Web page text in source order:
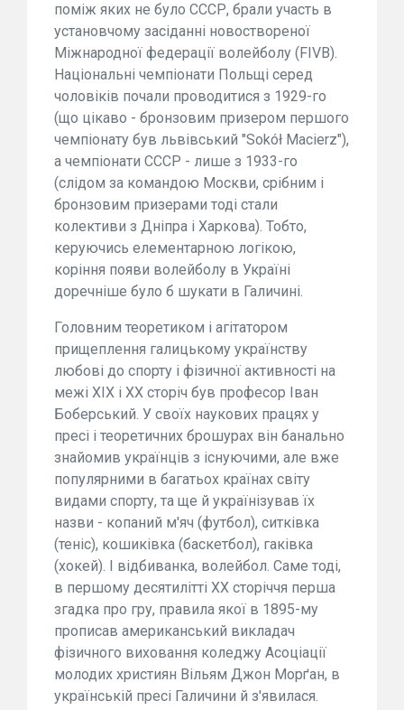
поміж яких не було СССР, брали участь в
установчому засіданні новоствореної
Міжнародної федерації волейболу (FIVB).
Національні чемпіонати Польщі серед
чоловіків почали проводитися з 1929-го
(що цікаво - бронзовим призером першого
чемпіонату був львівський "Sokół Macierz"),
а чемпіонати СССР - лише з 1933-го
(слідом за командою Москви, срібним і
бронзовим призерами тоді стали
колективи з Дніпра і Харкова). Тобто,
керуючись елементарною логікою,
коріння появи волейболу в Україні
доречніше було б шукати в Галичині.
Головним теоретиком і агітатором
прищеплення галицькому українству
любові до спорту і фізичної активності на
межі ХІХ і ХХ сторіч був професор Іван
Боберський. У своїх наукових працях у
пресі і теоретичних брошурах він банально
знайомив українців з існуючими, але вже
популярними в багатьох країнах світу
видами спорту, та ще й українізував їх
назви - копаний м'яч (футбол), ситківка
(теніс), кошиківка (баскетбол), гаківка
(хокей). І відбиванка, волейбол. Саме тоді,
в першому десятилітті ХХ сторіччя перша
згадка про гру, правила якої в 1895-му
прописав американський викладач
фізичного виховання коледжу Асоціації
молодих християн Вільям Джон Морґан, в
українській пресі Галичини й з'явилася.